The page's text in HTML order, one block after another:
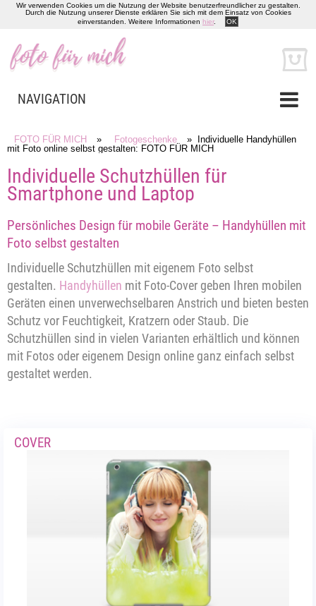
Wir verwenden Cookies um die Nutzung der Website benutzerfreundlicher zu gestalten.
Durch die Nutzung unserer Dienste erklären Sie sich mit dem Einsatz von Cookies
einverstanden. Weitere Informationen hier. OK
NAVIGATION
FOTO FÜR MICH » Fotogeschenke
» Individuelle Handyhüllen
mit Foto online selbst gestalten: FOTO FÜR MICH
Individuelle Schutzhüllen für
Smartphone und Laptop
Persönliches Design für mobile Geräte – Handyhüllen mit
Foto selbst gestalten
Individuelle Schutzhüllen mit eigenem Foto selbst
gestalten. Handyhüllen mit Foto-Cover geben Ihren mobilen
Geräten einen unverwechselbaren Anstrich und bieten besten
Schutz vor Feuchtigkeit, Kratzern oder Staub. Die
Schutzhüllen sind in vielen Varianten erhältlich und können
mit Fotos oder eigenem Design online ganz einfach selbst
gestaltet werden.
COVER